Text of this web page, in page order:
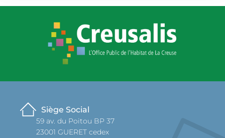
Siège Social
59 av. du Poitou BP 37
23001 GUERET cedex